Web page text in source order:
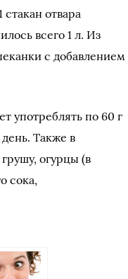
отвара
всего 1 л. Из
с добавлением
употреблять по 60 г
Также в
огурцы (в
сока,